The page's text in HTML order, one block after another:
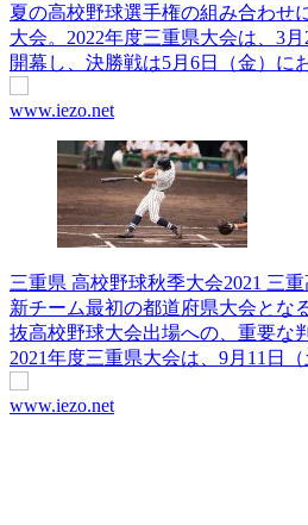
夏の高校野球選手権の組み合わせ
大会。2022年度三重県大会は、3
開幕し、決勝戦は5月6日（金）に
www.iezo.net
三重県 高校野球秋季大会2021 三
新チーム最初の都道府県大会とな
抜高校野球大会出場への、重要な
2021年度三重県大会は、9月11日
www.iezo.net